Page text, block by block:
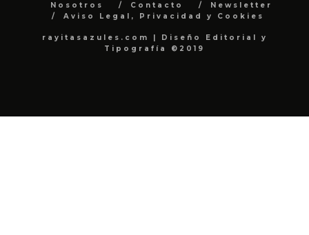
Nosotros Contacto
Newsletter
Aviso Legal, Privacidad y Cookies
rayitasazules.com | Diseño Editorial y
Tipografía ©2019